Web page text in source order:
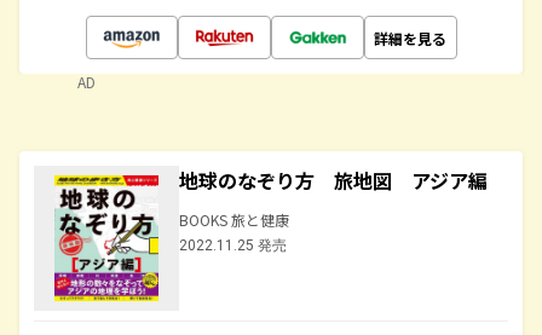
詳細を見る
AD
地球のなぞり方 旅地図 アジア編
BOOKS 旅と健康
2022.11.25 発売